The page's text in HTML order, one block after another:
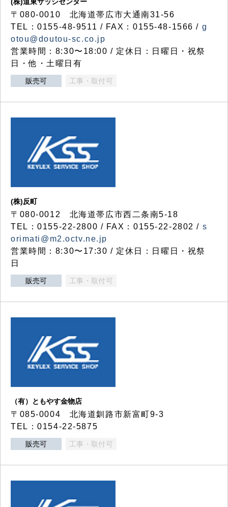
〒080-0010 北海道帯広市大通南31-56
TEL：0155-48-9511 / FAX：0155-48-1566 / g
otou@doutou-sc.co.jp
営業時間：8:30〜18:00 / 定休日：日曜日・祝祭
日・他・土曜日有
販売可 工事・取付可
(株)反町
〒080-0012 北海道帯広市西二条南5-18
TEL：0155-22-2800 / FAX：0155-22-2802 / s
orimati@m2.octv.ne.jp
営業時間：8:30〜17:30 / 定休日：日曜日・祝祭
日
販売可 工事・取付可
（有）ともやす金物店
〒085-0004 北海道釧路市新富町9-3
TEL：0154-22-5875
販売可 工事・取付可